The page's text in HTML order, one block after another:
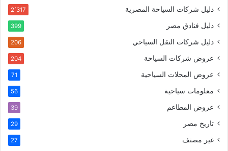
دليل شركات السياحة المصرية 2٬317
دليل فنادق مصر 399
دليل شركات النقل السياحي 206
عروض شركات السياحة 204
عروض المحلات السياحية 71
معلومات سياحية 56
عروض المطاعم 39
تاريخ مصر 29
غير مصنف 27